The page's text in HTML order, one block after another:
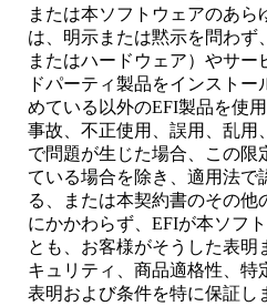
または本ソフトウェアのあ
は、明示または黙示を問わ
またはハードウェア）やサ
ドパーティ製品をインスト
めている以外のEFI製品を使
事故、不正使用、誤用、乱用
で問題が生じた場合、この
ている場合を除き、適用法で
る、または本契約書のその
にかかわらず、EFIが本ソフ
とも、お客様がそうした表
キュリティ、商品適格性、
表明および条件を特に保証し